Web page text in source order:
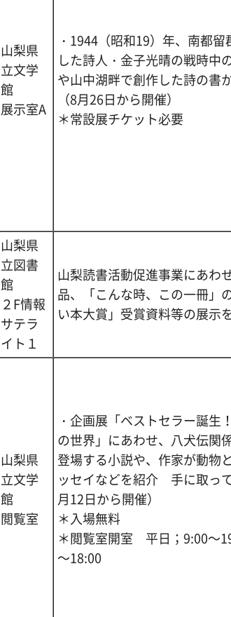
山梨県
立文学
館
展示室A
・1944（昭和19）年、南都
した詩人・金子光晴の戦時中
や山中湖畔で創作した詩の書
（8月26日から開催）
＊常設展チケット必要
山梨県
立図書
館
２F情報
サテラ
イト１
山梨読書活動促進事業にあわ
品、「こんな時、この一冊」
い本大賞」受賞資料等の展示
山梨県
立文学
館
閲覧室
・企画展「ベストセラー誕生
の世界」にあわせ、八犬伝関
登場する小説や、作家が動物
ッセイなどを紹介 手に取っ
月12日から開催）
＊入場無料
＊閲覧室開室 平日；9:00～
～18:00